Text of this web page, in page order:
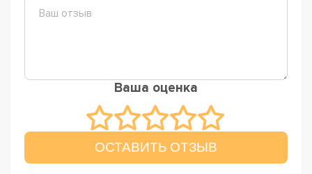
Ваша оценка
ОСТАВИТЬ ОТЗЫВ